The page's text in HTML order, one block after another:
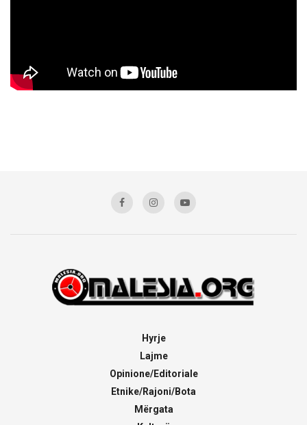
Hyrje
Lajme
Opinione/Editoriale
Etnike/Rajoni/Bota
Mërgata